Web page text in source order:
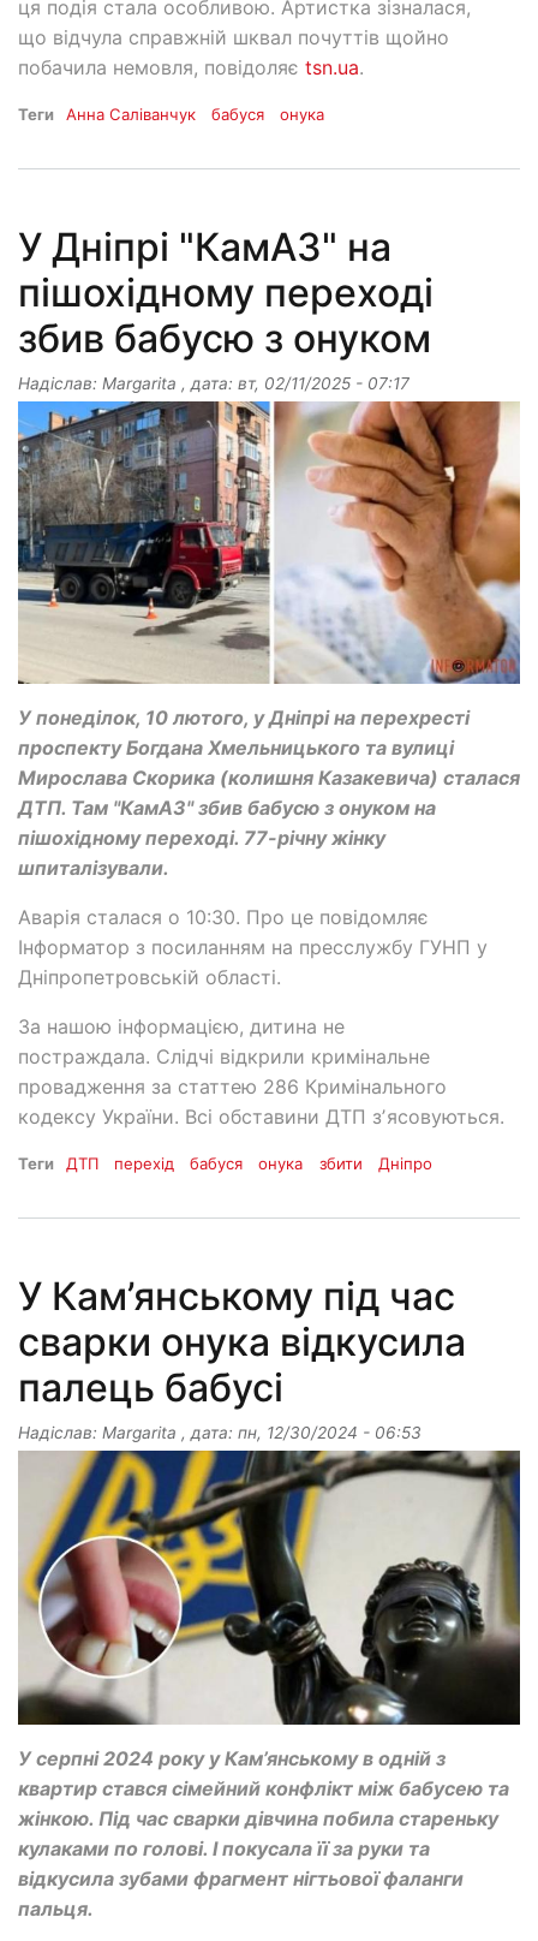
ця подія стала особливою. Артистка зізналася,
що відчула справжній шквал почуттів щойно
побачила немовля, повідоляє tsn.ua.
Теги Анна Саліванчук бабуся онука
У Дніпрі "КамАЗ" на
пішохідному переході
збив бабусю з онуком
Надіслав: Margarita , дата: вт, 02/11/2025 - 07:17
У понеділок, 10 лютого, у Дніпрі на перехресті
проспекту Богдана Хмельницького та вулиці
Мирослава Скорика (колишня Казакевича) сталася
ДТП. Там "КамАЗ" збив бабусю з онуком на
пішохідному переході. 77-річну жінку
шпиталізували.
Аварія сталася о 10:30. Про це повідомляє
Інформатор з посиланням на пресслужбу ГУНП у
Дніпропетровській області.
За нашою інформацією, дитина не
постраждала. Слідчі відкрили кримінальне
провадження за статтею 286 Кримінального
кодексу України. Всі обставини ДТП зʼясовуються.
Теги ДТП перехід бабуся онука збити Дніпро
У Кам’янському під час
сварки онука відкусила
палець бабусі
Надіслав: Margarita , дата: пн, 12/30/2024 - 06:53
У серпні 2024 року у Кам’янському в одній з
квартир стався сімейний конфлікт між бабусею та
жінкою. Під час сварки дівчина побила стареньку
кулаками по голові. І покусала її за руки та
відкусила зубами фрагмент нігтьової фаланги
пальця.